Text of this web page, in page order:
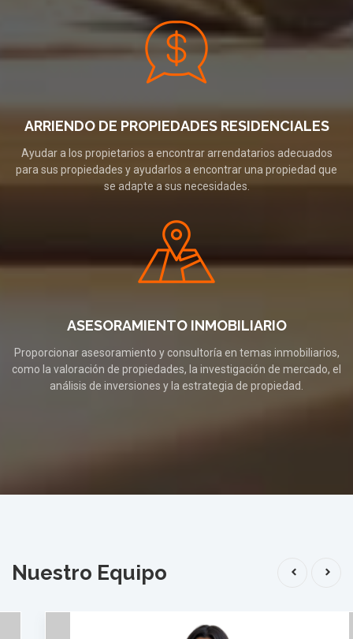
ARRIENDO DE PROPIEDADES RESIDENCIALES
Ayudar a los propietarios a encontrar arrendatarios adecuados
para sus propiedades y ayudarlos a encontrar una propiedad que
se adapte a sus necesidades.
ASESORAMIENTO INMOBILIARIO
Proporcionar asesoramiento y consultoría en temas inmobiliarios,
como la valoración de propiedades, la investigación de mercado, el
análisis de inversiones y la estrategia de propiedad.
Nuestro Equipo